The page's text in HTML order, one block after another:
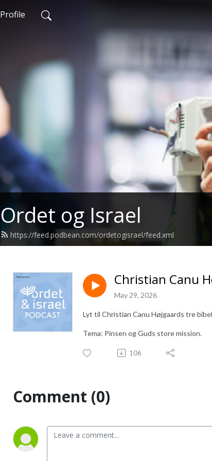
Profile
Ordet og Israel
https://feed.podbean.com/ordetogisrael/feed.xml
Christian Canu
May 29, 2026
Lyt til Christian Canu Højgaards tre
Tema: Pinsen og Guds store mission.
106
Comment (0)